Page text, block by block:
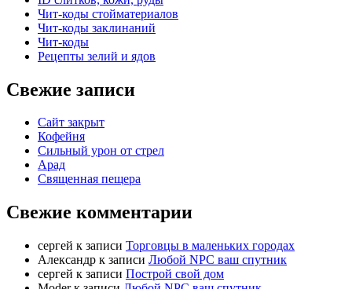
Чит-коды стойматериалов
Чит-коды заклинаний
Чит-коды
Рецепты зелий и ядов
Свежие записи
Сайт закрыт
Кофейня
Cильный урон от стрел
Арад
Священная пещера
Свежие комментарии
cергей к записи Торговцы в маленьких городах
Александр к записи Любой NPC ваш спутник
cергей к записи Построй свой дом